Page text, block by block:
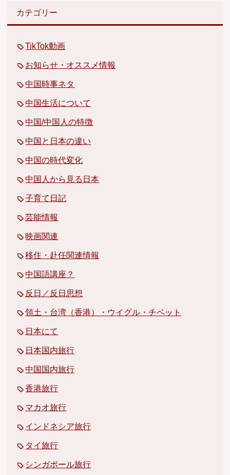
カテゴリー
TikTok動画
お知らせ・オススメ情報
中国時事ネタ
中国生活について
中国/中国人の特徴
中国と日本の違い
中国の時代変化
中国人から見る日本
子育て日記
芸能情報
映画関連
移住・赴任関連情報
中国語講座？
反日／反日思想
領土・台湾（香港）・ウイグル・チベット
日本にて
日本国内旅行
中国国内旅行
香港旅行
マカオ旅行
インドネシア旅行
タイ旅行
シンガポール旅行